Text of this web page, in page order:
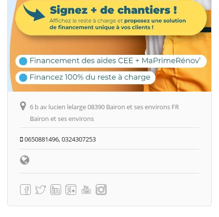
6 b av lucien lelarge 08390 Bairon et ses environs FR
Bairon et ses environs
0650881496, 0324307253